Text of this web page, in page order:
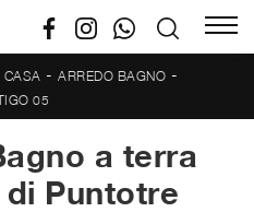
CASA - ARREDO BAGNO -
05
a terra
Puntotre